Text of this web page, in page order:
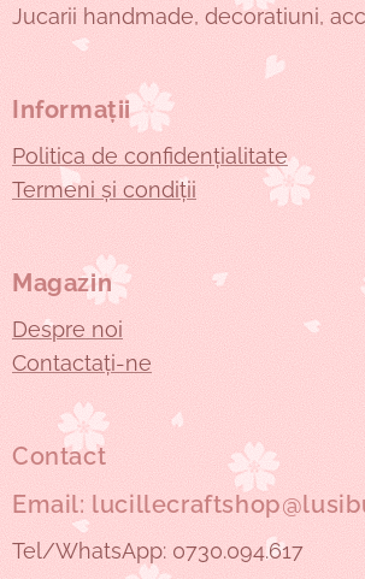
Jucarii handmade, decoratiuni,
Informații
Politica de confidențialitate
Termeni și condiții
Magazin
Despre noi
Contactați-ne
Contact
Email:
Tel/WhatsApp: 0730.094.617